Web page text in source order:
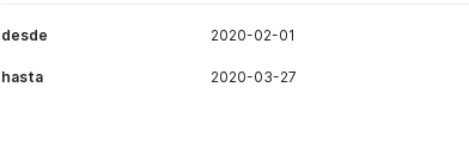
desde 2020-02-01
hasta 2020-03-27